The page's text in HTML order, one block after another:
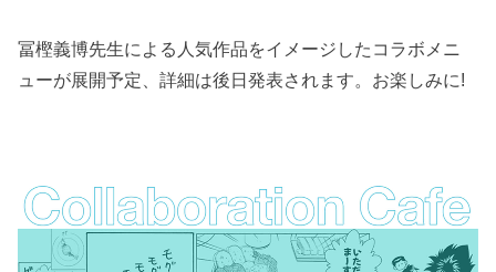
冨樫義博先生による人気作品をイメージしたコラボメニ
ューが展開予定、詳細は後日発表されます。お楽しみに!